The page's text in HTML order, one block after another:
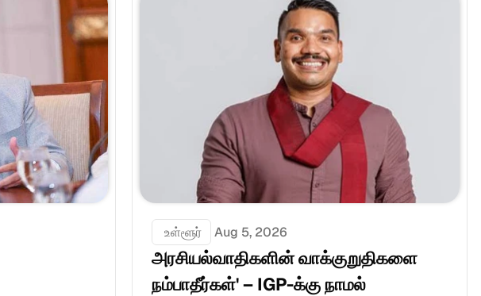
உள்ளூர் Aug 5, 2026
அரசியல்வாதிகளின் வாக்குறுதிகளை
நம்பாதீர்கள்' – IGP-க்கு நாமல்